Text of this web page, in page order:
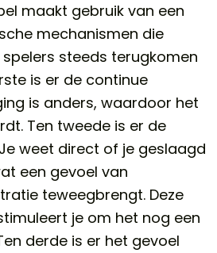
maakt gebruik van een
mechanismen die
steeds terugkomen
is er de continue
is anders, waardoor het
Ten tweede is er de
weet direct of je geslaagd
een gevoel van
teweegbrengt. Deze
je om het nog een
derde is er het gevoel